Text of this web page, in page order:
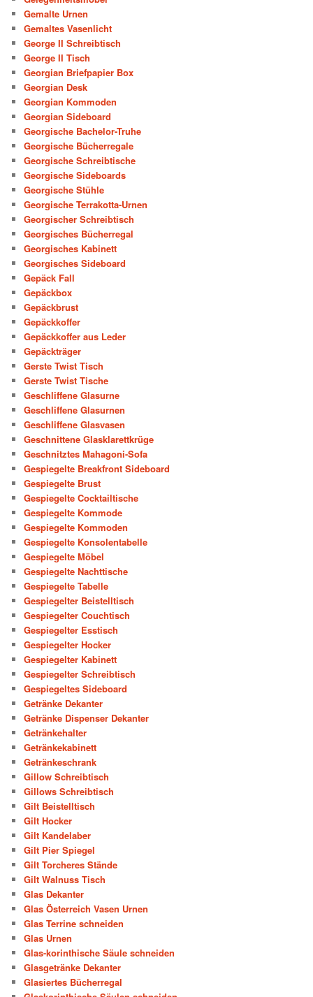
Gemalte Urnen
Gemaltes Vasenlicht
George II Schreibtisch
George II Tisch
Georgian Briefpapier Box
Georgian Desk
Georgian Kommoden
Georgian Sideboard
Georgische Bachelor-Truhe
Georgische Bücherregale
Georgische Schreibtische
Georgische Sideboards
Georgische Stühle
Georgische Terrakotta-Urnen
Georgischer Schreibtisch
Georgisches Bücherregal
Georgisches Kabinett
Georgisches Sideboard
Gepäck Fall
Gepäckbox
Gepäckbrust
Gepäckkoffer
Gepäckkoffer aus Leder
Gepäckträger
Gerste Twist Tisch
Gerste Twist Tische
Geschliffene Glasurne
Geschliffene Glasurnen
Geschliffene Glasvasen
Geschnittene Glasklarettkrüge
Geschnitztes Mahagoni-Sofa
Gespiegelte Breakfront Sideboard
Gespiegelte Brust
Gespiegelte Cocktailtische
Gespiegelte Kommode
Gespiegelte Kommoden
Gespiegelte Konsolentabelle
Gespiegelte Möbel
Gespiegelte Nachttische
Gespiegelte Tabelle
Gespiegelter Beistelltisch
Gespiegelter Couchtisch
Gespiegelter Esstisch
Gespiegelter Hocker
Gespiegelter Kabinett
Gespiegelter Schreibtisch
Gespiegeltes Sideboard
Getränke Dekanter
Getränke Dispenser Dekanter
Getränkehalter
Getränkekabinett
Getränkeschrank
Gillow Schreibtisch
Gillows Schreibtisch
Gilt Beistelltisch
Gilt Hocker
Gilt Kandelaber
Gilt Pier Spiegel
Gilt Torcheres Stände
Gilt Walnuss Tisch
Glas Dekanter
Glas Österreich Vasen Urnen
Glas Terrine schneiden
Glas Urnen
Glas-korinthische Säule schneiden
Glasgetränke Dekanter
Glasiertes Bücherregal